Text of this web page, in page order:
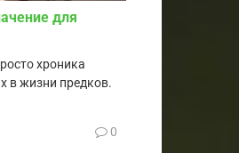
для
хроника
в жизни предков.
0